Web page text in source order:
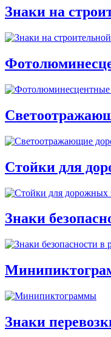
Знаки на
Стойки для
Знаки
Знаки